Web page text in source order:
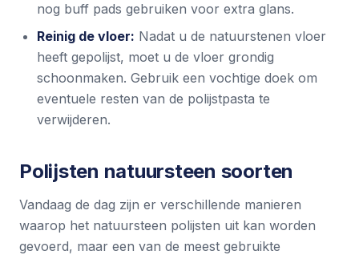
nog buff pads gebruiken voor extra glans.
Reinig de vloer: Nadat u de natuurstenen vloer
heeft gepolijst, moet u de vloer grondig
schoonmaken. Gebruik een vochtige doek om
eventuele resten van de polijstpasta te
verwijderen.
Polijsten natuursteen soorten
Vandaag de dag zijn er verschillende manieren
waarop het natuursteen polijsten uit kan worden
gevoerd, maar een van de meest gebruikte